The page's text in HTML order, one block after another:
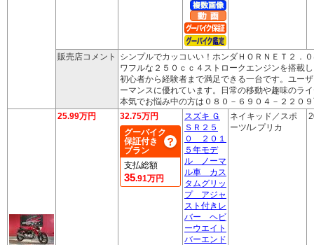
販売店コメント
シンプルでカッコいい！ホンダＨＯＲＮＥＴ２．
ワフルな２５０ｃｃ４ストロークエンジンを搭載
初心者から経験者まで満足できる一台です。ユー
ーマンスに優れています。日常の移動や趣味のラ
本気でお悩み中の方は０８０－６９０４－２２０
25.99万円
32.75万円
グーバイク
保証付き
プラン
支払総額
35.91万円
スズキ Ｇ
ＳＲ２５
０ ２０１
５年モデ
ル ノーマ
ル車 カス
タムグリッ
プ アジャ
スト付きレ
バー ヘビ
ーウエイト
バーエンド
ネイキッド／スポ
ーツ/レプリカ